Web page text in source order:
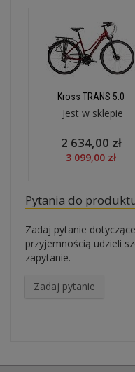
Kross TRANS 5.0
Jest w sklepie
2 634,00 zł
3 099,00 zł
Pytania do
Zadaj pytanie
przyjemnością udzieli
zapytanie.
Zadaj pytanie